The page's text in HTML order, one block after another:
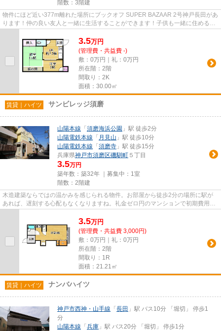
階数：3階建
物件にほど近い377m離れた場所にブックオフ SUPER BAZAAR 2号神戸長田があ
ります！仲の良い友人と一緒に生活することができます！子供も一緒に住める
3.5万円
(管理費・共益費 -)
敷：0万円｜礼：0万円
所在階：2階
間取り：2K
面積：30.00㎡
賃貸｜ハイツ サンビレッジ須磨
山陽本線 「 須磨海浜公園 」駅 徒歩2分
山陽電鉄本線 「 月見山 」駅 徒歩10分
山陽電鉄本線 「 須磨寺 」駅 徒歩15分
兵庫県神戸市須磨区磯馴町 ５丁目
3.5万円
築年数：築32年 ｜募集中： 1室
階数：2階建
木造建築ならではの温かみを感じられる物件。お部屋から徒歩2分の場所に駅が
あれば、遅刻する心配もなくなりますね。礼金ゼロ円のマンションで初期費用を
3.5万円
(管理費・共益費 3,000円)
敷：0万円｜礼：0万円
所在階：2階
間取り：1R
面積：21.21㎡
賃貸｜ハイツ ナンバハイツ
神戸市西神・山手線 「 長田 」駅 バス10分 「堀切」 停歩1
分
山陽本線 「 兵庫 」駅 バス20分 「堀切」 停歩1分